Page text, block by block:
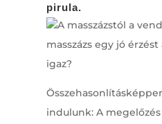
pirula.
A masszázstól a
masszázs egy jó
igaz?
indulunk: A